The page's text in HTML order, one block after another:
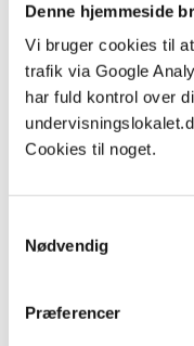
Denne hjemmeside
Vi bruger cookies til
trafik via Google
har fuld kontrol over
Cookies til noget.
Nødvendig
Præferencer
Disse
fremskridt har
bekymringer
Knappe
en stigende